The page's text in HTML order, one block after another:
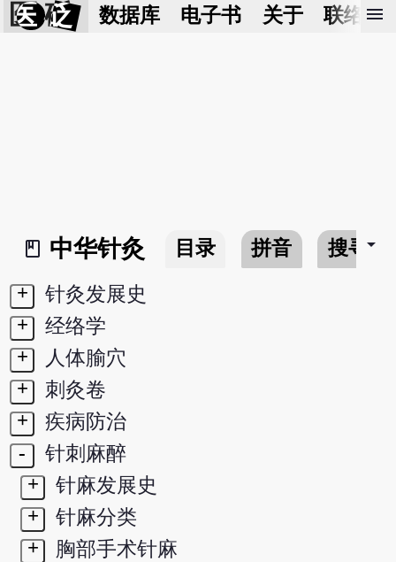
医 砭 数据库 电子书 关于 联络我
menu
book_2
中华针灸 目录 拼音 搜寻arrow_drop_down
+
针灸发展史
+
经络学
+
人体腧穴
+
刺灸卷
+
疾病防治
-
针刺麻醉
+
针麻发展史
+
针麻分类
+
胸部手术针麻